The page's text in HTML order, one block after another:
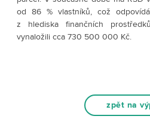
od 86 % vlastníků, což
z hlediska finančních
vynaložili cca 730 500 000 Kč.
zpět na